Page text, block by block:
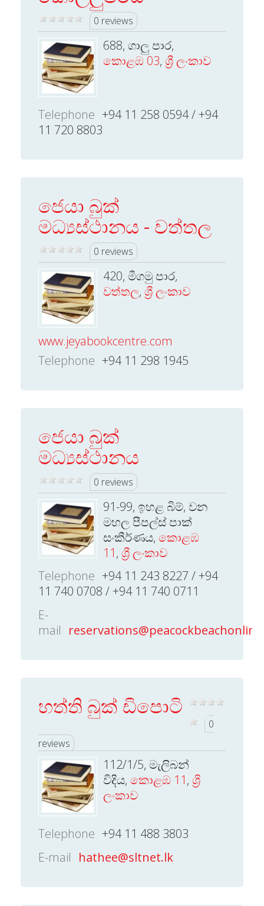
0 reviews
688, ගාලු පාර,
කොළඹ 03, ශ්‍රී ලංකාව
Telephone +94 11 258 0594 / +94
11 720 8803
ජෙයා බුක්
මධ්‍යස්ථානය - වත්තල
0 reviews
420, මීගමු පාර,
වත්තල, ශ්‍රී ලංකාව
www.jeyabookcentre.com
Telephone +94 11 298 1945
ජෙයා බුක්
මධ්‍යස්ථානය
0 reviews
91-99, ඉහළ බිම්, වන
මහල පීපල්ස් පාක්
සංකීර්ණය, කොළඹ
11, ශ්‍රී ලංකාව
Telephone +94 11 243 8227 / +94
11 740 0708 / +94 11 740 0711
E-
mail
හත්ති බුක් ඩිපොටි
0
reviews
112/1/5, මැලිබන්
විදිය, කොළඹ 11, ශ්‍රි
ලංකාව
Telephone +94 11 488 3803
E-mail hathee@sltnet.lk